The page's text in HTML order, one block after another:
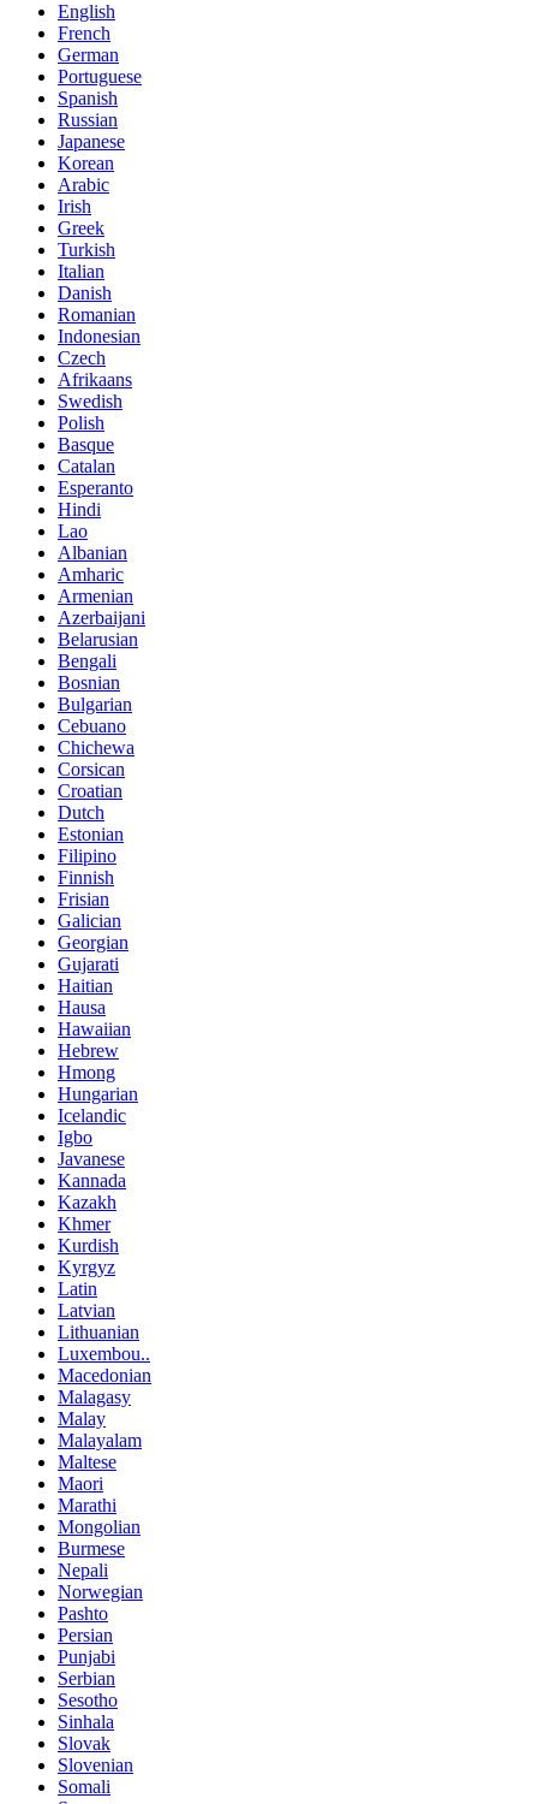
English
French
German
Portuguese
Spanish
Russian
Japanese
Korean
Arabic
Irish
Greek
Turkish
Italian
Danish
Romanian
Indonesian
Czech
Afrikaans
Swedish
Polish
Basque
Catalan
Esperanto
Hindi
Lao
Albanian
Amharic
Armenian
Azerbaijani
Belarusian
Bengali
Bosnian
Bulgarian
Cebuano
Chichewa
Corsican
Croatian
Dutch
Estonian
Filipino
Finnish
Frisian
Galician
Georgian
Gujarati
Haitian
Hausa
Hawaiian
Hebrew
Hmong
Hungarian
Icelandic
Igbo
Javanese
Kannada
Kazakh
Khmer
Kurdish
Kyrgyz
Latin
Latvian
Lithuanian
Luxembou..
Macedonian
Malagasy
Malay
Malayalam
Maltese
Maori
Marathi
Mongolian
Burmese
Nepali
Norwegian
Pashto
Persian
Punjabi
Serbian
Sesotho
Sinhala
Slovak
Slovenian
Somali